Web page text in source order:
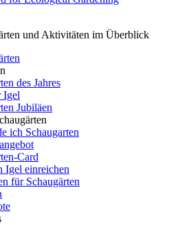
und Aktivitäten im Überblick
des Jahres
Igel
Jubiläen
ich Schaugarten
Card
Igel einreichen
für Schaugärten